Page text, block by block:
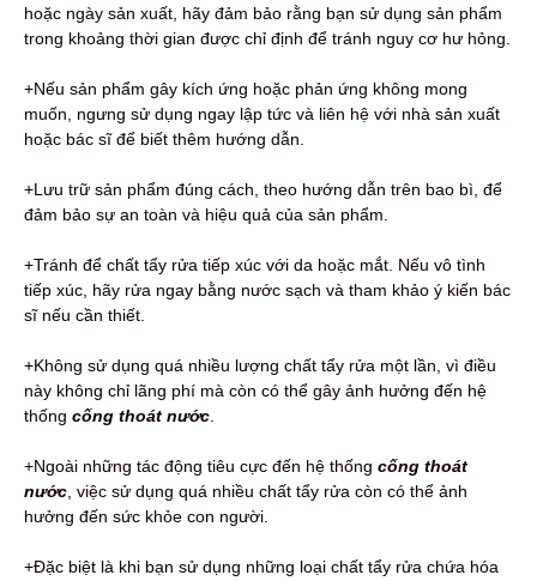
hoặc ngày sản xuất, hãy đảm bảo rằng bạn sử dụng sản phẩm
trong khoảng thời gian được chỉ định để tránh nguy cơ hư hỏng.
+Nếu sản phẩm gây kích ứng hoặc phản ứng không mong
muốn, ngưng sử dụng ngay lập tức và liên hệ với nhà sản xuất
hoặc bác sĩ để biết thêm hướng dẫn.
+Lưu trữ sản phẩm đúng cách, theo hướng dẫn trên bao bì, để
đảm bảo sự an toàn và hiệu quả của sản phẩm.
+Tránh để chất tẩy rửa tiếp xúc với da hoặc mắt. Nếu vô tình
tiếp xúc, hãy rửa ngay bằng nước sạch và tham khảo ý kiến bác
sĩ nếu cần thiết.
+Không sử dụng quá nhiều lượng chất tẩy rửa một lần, vì điều
này không chỉ lãng phí mà còn có thể gây ảnh hưởng đến hệ
thống cống thoát nước
+Ngoài những tác động tiêu cực đến hệ thống cống thoát
nước , việc sử dụng quá nhiều chất tẩy rửa còn có thể ảnh
hưởng đến sức khỏe con người.
+Đặc biệt là khi bạn sử dụng những loại chất tẩy rửa chứa hóa